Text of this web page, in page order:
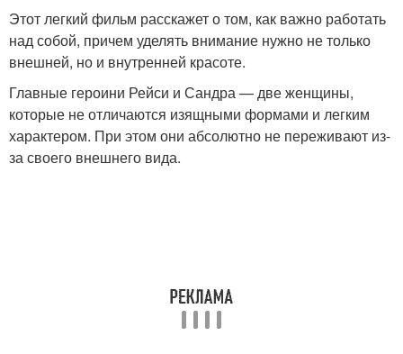
Этот легкий фильм расскажет о том, как важно работать
над собой, причем уделять внимание нужно не только
внешней, но и внутренней красоте.
Главные героини Рейси и Сандра — две женщины,
которые не отличаются изящными формами и легким
характером. При этом они абсолютно не переживают из-
за своего внешнего вида.